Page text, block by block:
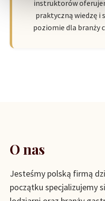
instruktorów
praktyczną wiedzę i
poziomie dla branży
O nas
Jesteśmy polską firmą
początku specjalizujemy